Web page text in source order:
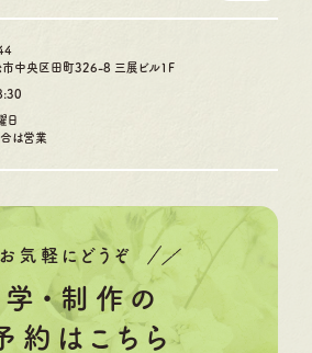
市中央区田町326-8 三展ビル1F
日
は営業
お気軽にどうぞ
学・制作の
約はこちら